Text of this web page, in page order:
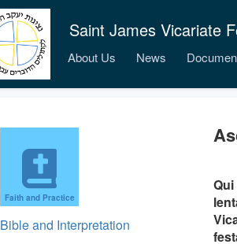
Saint James Vicariate
About Us News
Faith and Practice
Bible and Interpretation